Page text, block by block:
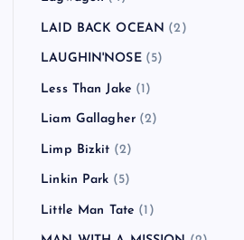
LAID BACK OCEAN (2)
LAUGHIN'NOSE(5)
Less Than Jake (1)
Liam Gallagher (2)
Limp Bizkit (2)
Linkin Park (5)
Little Man Tate (1)